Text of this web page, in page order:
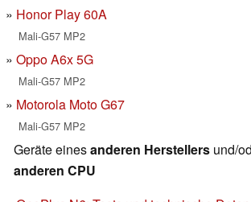
Honor Play 60A
Mali-G57 MP2
Oppo A6x 5G
Mali-G57 MP2
Motorola Moto G67
Mali-G57 MP2
Geräte einesanderen Herstellers und/
anderen CPU